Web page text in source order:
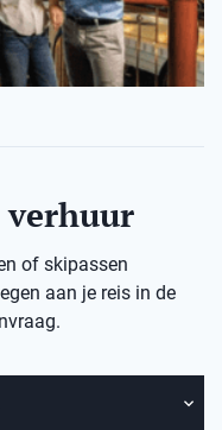
verhuur
of skipassen
aan je reis in de